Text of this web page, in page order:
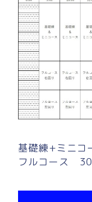
基礎練+ミニ
フルコース 30